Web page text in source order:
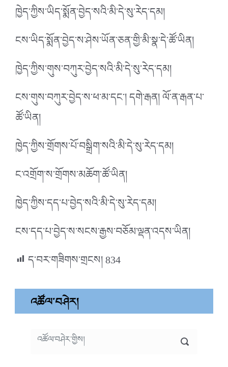
ཁྱེད་ཀྱིས་ཡིད་སྨོན་བྱེད་སའི་མི་དེ་སུ་རེད་དམ།
ངས་ཡིད་སྨོན་བྱེད་ས་ཤེས་ཡོན་ཅན་གྱི་མི་སྣ་དེ་ཚོ་ཡིན།
ཁྱེད་ཀྱིས་གུས་བཀུར་བྱེད་སའི་མི་དེ་སུ་རེད་དམ།
ངས་གུས་བཀུར་བྱེད་ས་ཕ་མ་དང་། དགེ་རྒན། ལོ་ན་རྒན་པ་
ཚོ་ཡིན།
ཁྱེད་ཀྱིས་གྲོགས་པོ་བསྒྲིག་སའི་མི་དེ་སུ་རེད་དམ།
ང་འགྲོག་ས་གྲོགས་མཆོག་ཚོ་ཡིན།
ཁྱེད་ཀྱིས་དད་པ་བྱེད་སའི་མི་དེ་སུ་རེད་དམ།
ངས་དད་པ་བྱེད་ས་སངས་རྒྱས་བཅོམ་ལྡན་འདས་ཡིན།
ད་བར་གཟིགས་གྲངས།834
འཚོལ་བཤེར།